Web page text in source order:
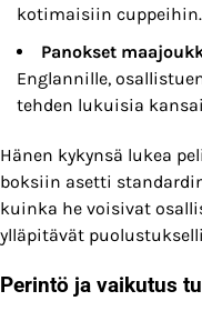
kotimaisiin cuppeihin.
Panokset
Englannille,
tehden lukuisia
Hänen kykynsä lukea
boksiin asetti
kuinka he voisivat
ylläpitävät
Perintö ja vaikutus